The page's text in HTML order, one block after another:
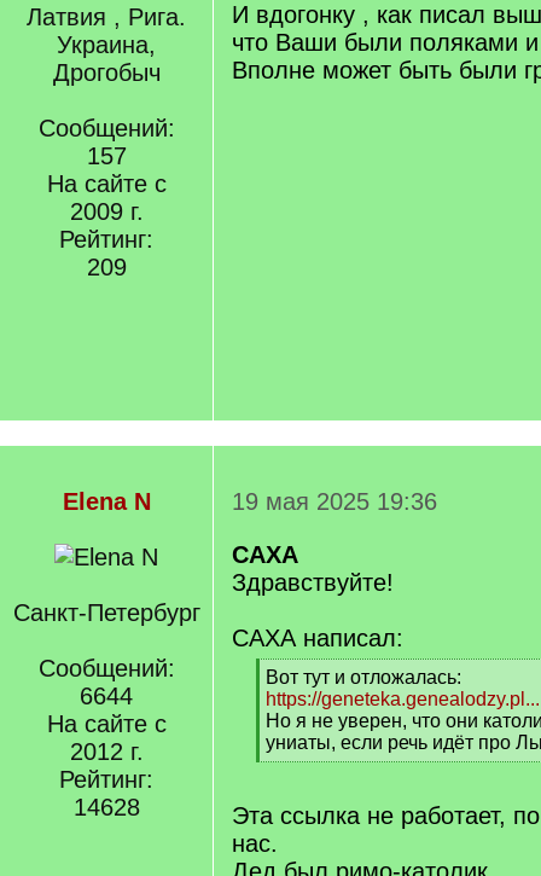
Латвия , Рига.
Украина,
Дрогобыч
Сообщений:
157
На сайте с
2009 г.
Рейтинг:
209
И вдогонку , как писал
что Ваши были поляками
Вполне может быть были
Elena N
Санкт-Петербург
Сообщений:
6644
На сайте с
2012 г.
Рейтинг:
14628
19 мая 2025 19:36
САХА
Здравствуйте!
САХА написал:
[
q
]
Вот тут и отложалась:
https://
Но я не уверен, что они
униаты, если речь идёт про
[
q
]
Эта ссылка не работает,
нас.